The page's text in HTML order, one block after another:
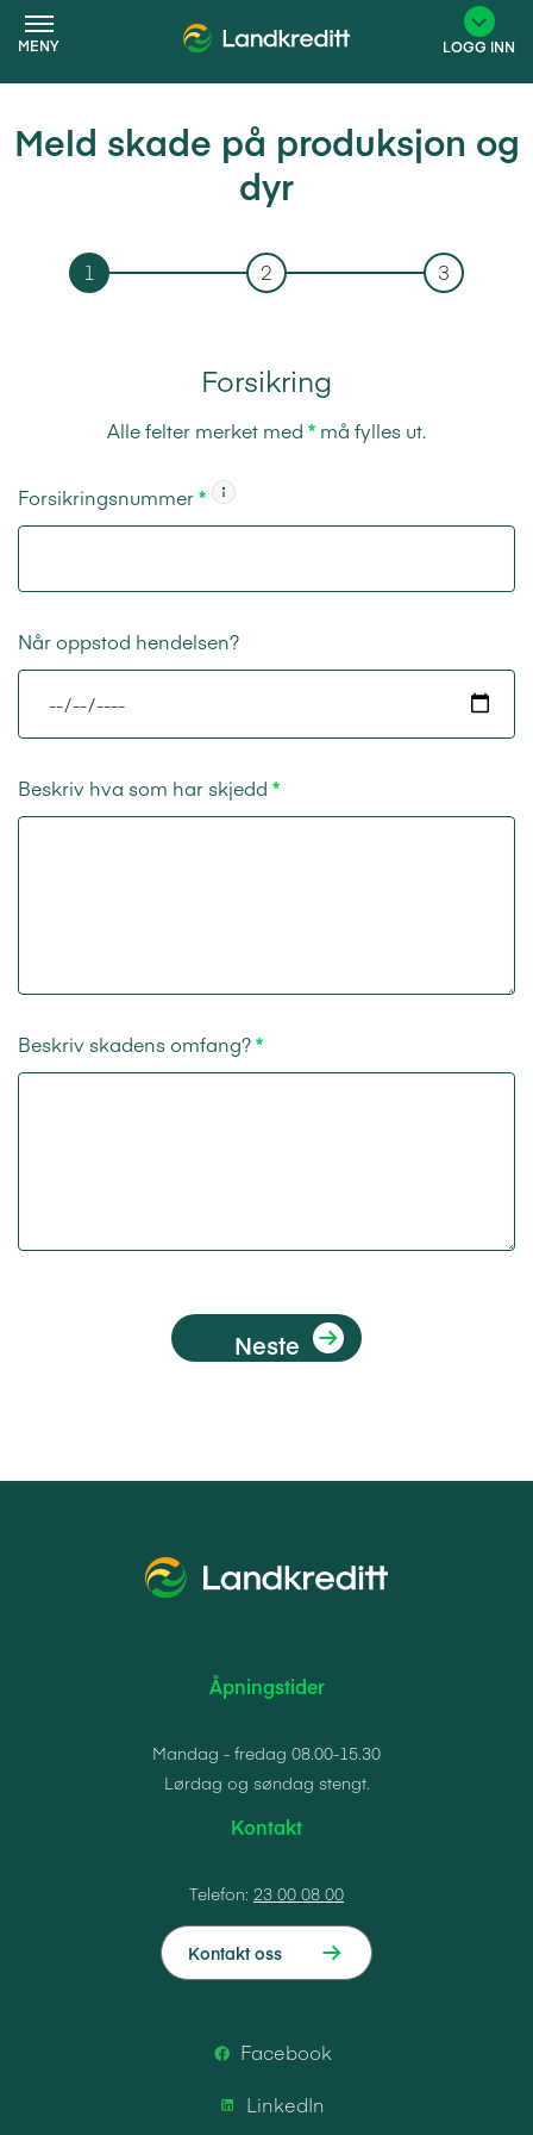
MENY LOGG INN
Meld skade på produksjon og
dyr
1 2 3
Forsikring
Alle felter merket med * må fylles ut.
Forsikringsnummer
Når oppstod hendelsen?
Beskriv hva som har skjedd
Beskriv skadens omfang?
Neste
Facebook
LinkedIn
Åpningstider
Mandag - fredag 08.00-15.30
Lørdag og søndag stengt.
Kontakt
Telefon: 23 00 08 00
Kontakt oss